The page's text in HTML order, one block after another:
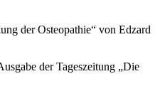
der Osteopathie“ von Edzard
der Tageszeitung „Die